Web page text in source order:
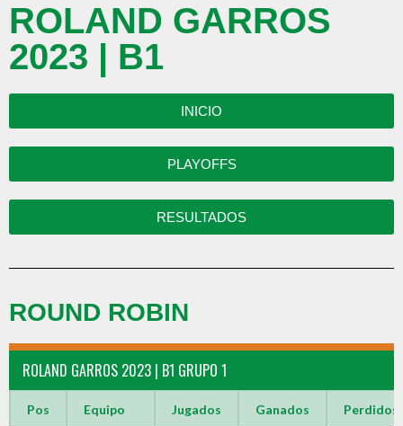
ROLAND GARROS
2023 | B1
INICIO
PLAYOFFS
RESULTADOS
ROUND ROBIN
ROLAND GARROS 2023 | B1 GRUPO 1
Pos Equipo Jugados Ganados Perdidos